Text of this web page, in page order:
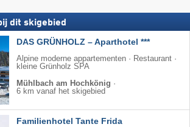
dit skigebied
DAS GRÜNHOLZ – Aparthotel ***
Alpine moderne appartementen · Restaurant ·
kleine Grünholz SPA
Mühlbach am Hochkönig ·
6 km vanaf het skigebied
Familienhotel Tante Frida